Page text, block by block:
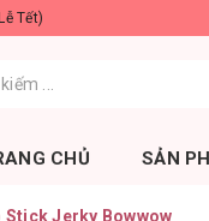
Tết)
CHỦ SẢN
Jerky Bowwow